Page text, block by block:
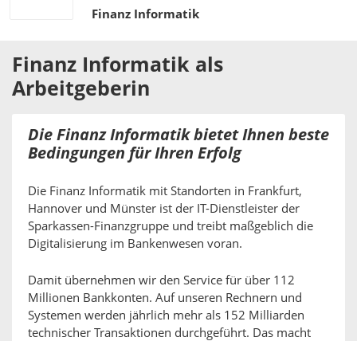
Finanz Informatik
Finanz Informatik als
Arbeitgeberin
Die Finanz Informatik bietet Ihnen beste
Bedingungen für Ihren Erfolg
Die Finanz Informatik mit Standorten in Frankfurt,
Hannover und Münster ist der IT-Dienstleister der
Sparkassen-Finanzgruppe und treibt maßgeblich die
Digitalisierung im Bankenwesen voran.
Damit übernehmen wir den Service für über 112
Millionen Bankkonten. Auf unseren Rechnern und
Systemen werden jährlich mehr als 152 Milliarden
technischer Transaktionen durchgeführt. Das macht